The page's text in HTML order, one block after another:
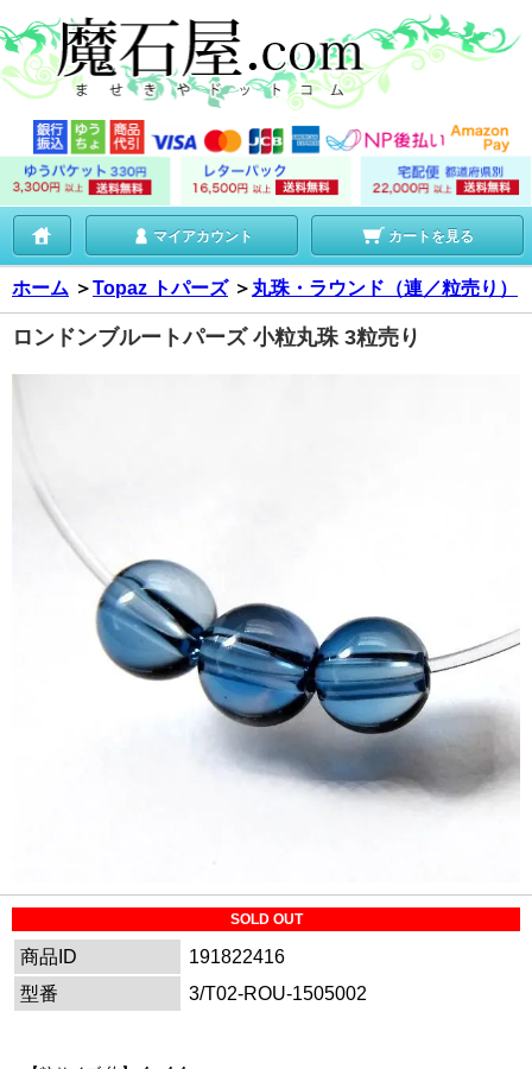
マイアカウント カートを見る
ホーム ＞Topaz トパーズ ＞ 丸珠・ラウンド（連／粒売り）
ロンドンブルートパーズ 小粒丸珠 3粒売り
SOLD OUT
商品ID
191822416
型番
3/T02-ROU-1505002